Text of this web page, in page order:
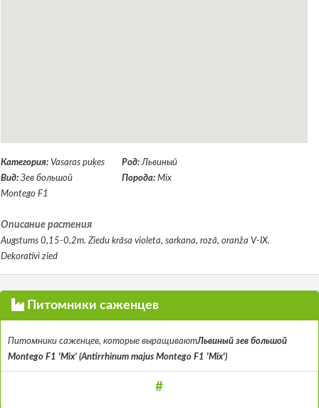
Категория: Vasaras puķes Род: Львиный
Вид: Зев большой
Montego F1
Порода: Mix
Описание растения
Augstums 0,15-0,2m. Ziedu krāsa violeta, sarkana, rozā, oranža V-IX.
Dekoratīvi zied
Питомники саженцев
Питомники саженцев, которые выращиваютЛьвиный зев большой
Montego F1 'Mix' (Antirrhinum majus Montego F1 'Mix')
#